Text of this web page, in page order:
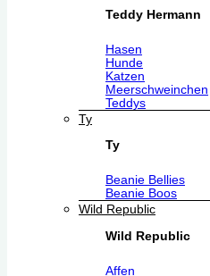
Teddy Hermann
Hasen
Hunde
Katzen
Meerschweinchen
Teddys
Ty
Ty
Beanie Bellies
Beanie Boos
Wild Republic
Wild Republic
Affen